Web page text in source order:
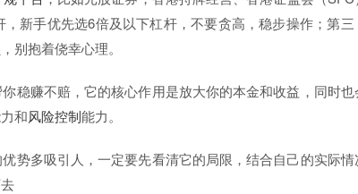
新手优先选6倍及以下杠杆，不要贪高，稳步操作；第三
别抱着侥幸心理。
稳赚不赔，它的核心作用是放大你的本金和收益，同时也
和风险控制能力。
势多吸引人，一定要先看清它的局限，结合自己的实际情